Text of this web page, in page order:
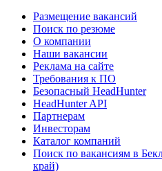
Размещение вакансий
Поиск по резюме
О компании
Наши вакансии
Реклама на сайте
Требования к ПО
Безопасный HeadHunter
HeadHunter API
Партнерам
Инвесторам
Каталог компаний
Поиск по вакансиям в
край)